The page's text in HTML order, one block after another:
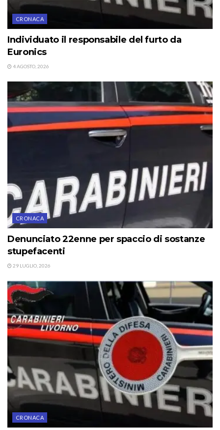
CRONACA
Individuato il responsabile del furto da
Euronics
4 AGOSTO, 2026
CRONACA
Denunciato 22enne per spaccio di sostanze
stupefacenti
29 LUGLIO, 2026
CRONACA